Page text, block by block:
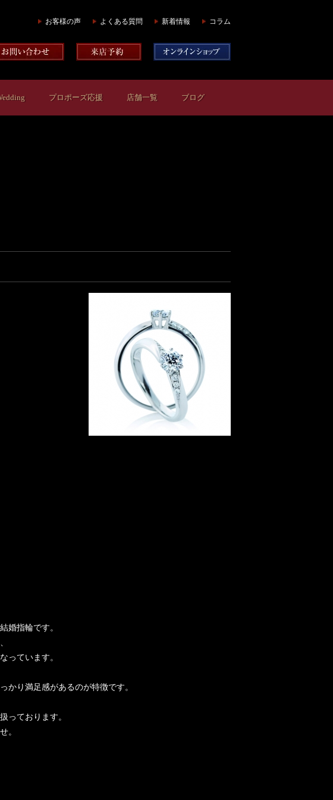
お客様の声 よくある質問 新着情報 コラム
プロポーズ応援 店舗一覧 ブログ
婚指輪です。
っています。
かり満足感があるのが特徴です。
っております。
。